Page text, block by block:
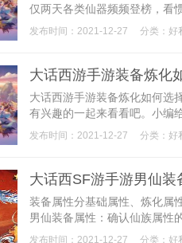
仅两天各类仙器频频登榜，看
发布时间：2021-12-27 分类： 好
大话西游手游装备炼化
大话西游手游装备炼化如何选
有兴趣的一起来看看吧。小编
发布时间：2021-12-27 分类： 好
大话西SF游手游男仙装
装备属性分基础属性、炼化属
男仙装备属性：确认仙族属性
发布时间：2021-12-27 分类： 好